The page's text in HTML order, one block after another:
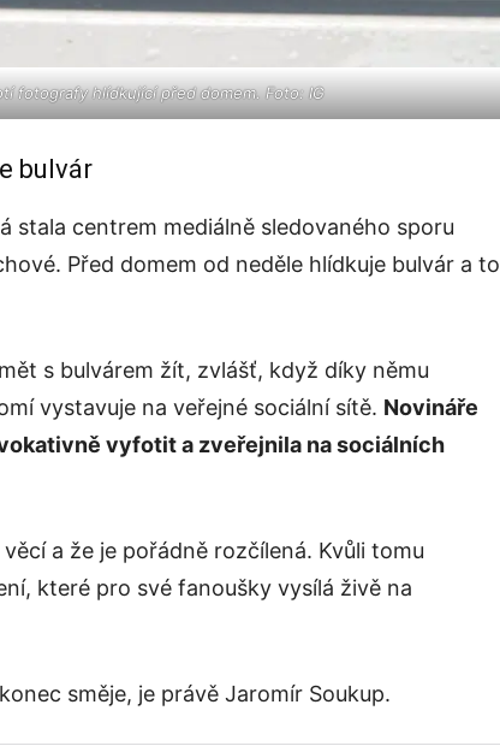
fotografy hlídkující před domem. Foto: IG
bulvár
stala centrem mediálně sledovaného sporu
Před domem od neděle hlídkuje bulvár a to
s bulvárem žít, zvlášť, když díky němu
vystavuje na veřejné sociální sítě. Novináře
vyfotit a zveřejnila na sociálních
a že je pořádně rozčílená. Kvůli tomu
které pro své fanoušky vysílá živě na
směje, je právě Jaromír Soukup.